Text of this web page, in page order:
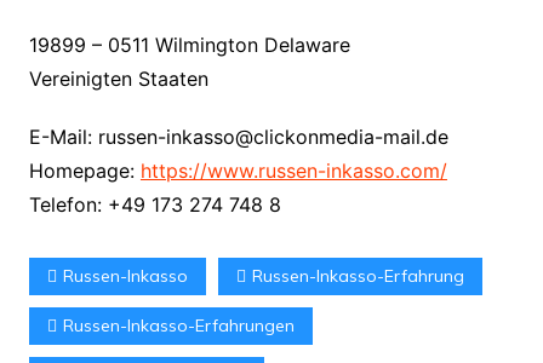
19899 – 0511 Wilmington Delaware
Vereinigten Staaten
E-Mail: russen-inkasso@clickonmedia-mail.de
Homepage: https://www.russen-inkasso.com/
Telefon: +49 173 274 748 8
Russen-Inkasso Russen-Inkasso-Erfahrung
Russen-Inkasso-Erfahrungen